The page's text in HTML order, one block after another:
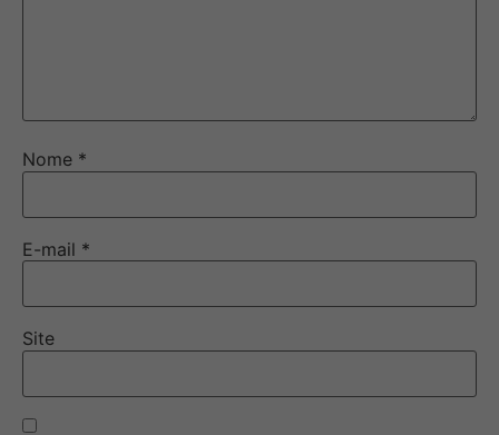
Nome *
E-mail *
Site